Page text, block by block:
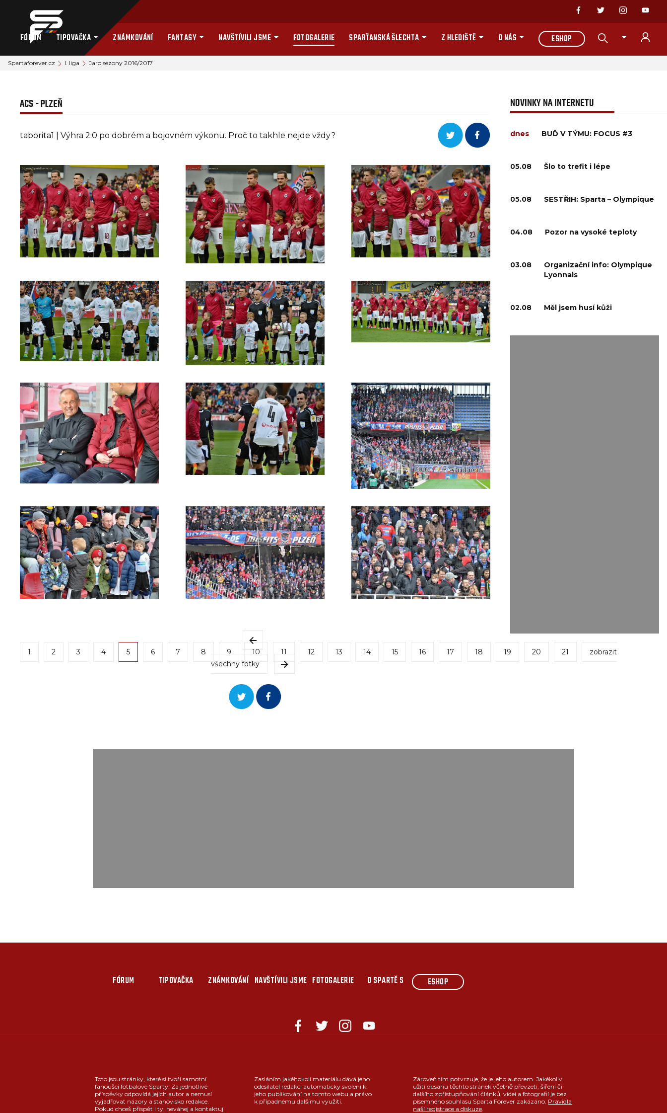
FÓRUM TIPOVAČKA ZNÁMKOVÁNÍ FANTASY NAVŠTÍVILI JSME FOTOGALERIE SPARŤANSKÁ ŠLECHTA Z HLEDIŠTĚ O NÁS ESHOP
Spartaforever.cz I. liga Jaro sezony 2016/2017
ACS - PLZEŇ
taborita1 | Výhra 2:0 po dobrém a bojovném výkonu. Proč to takhle nejde vždy?
1 2 3 4 5 6 7 8 9 10 11 12 13 14 15 16 17 18 19 20 21
zobrazit
všechny fotky
NOVINKY NA INTERNETU
dnes BUĎ V TÝMU: FOCUS #3
05.08 Šlo to trefit i lépe
05.08 SESTŘIH: Sparta – Olympique
04.08 Pozor na vysoké teploty
03.08
Organizační info: Olympique
Lyonnais
02.08 Měl jsem husí kůži
FÓRUM TIPOVAČKA ZNÁMKOVÁNÍ NAVŠTÍVILI JSME FOTOGALERIE O SPARTĚ S ESHOP
Toto jsou stránky, které si tvoří samotní
fanoušci fotbalové Sparty. Za jednotlivé
příspěvky odpovídá jejich autor a nemusí
vyjadřovat názory a stanovisko redakce.
Pokud chceš přispět i ty, neváhej a kontaktuj
Zasláním jakéhokoli materiálu dává jeho
odesílatel redakci automaticky svolení k
jeho publikování na tomto webu a právo
k případnému dalšímu využití.
Zároveň tím potvrzuje, že je jeho autorem. Jakékoliv
užití obsahu těchto stránek včetně převzetí, šíření či
dalšího zpřístupňování článků, videí a fotografií je bez
písemného souhlasu Sparta Forever zakázáno. Pravidla
naší registrace a diskuze.